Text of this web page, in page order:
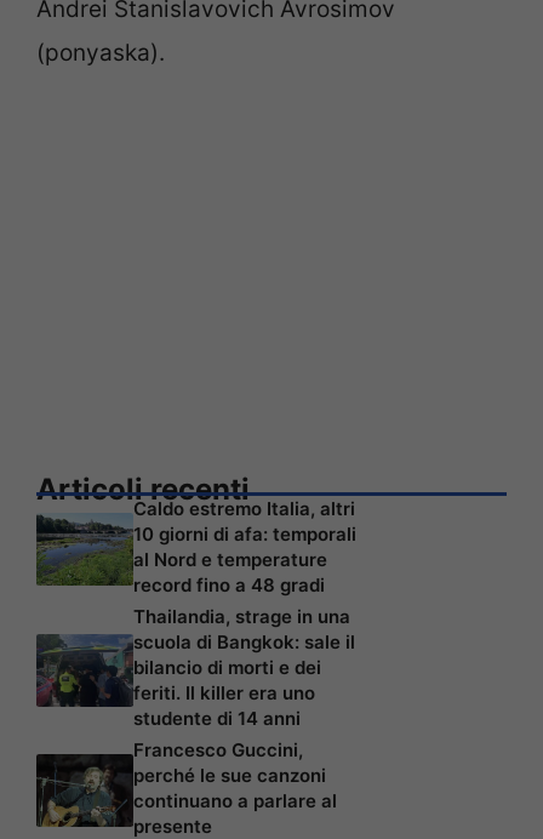
Andrei Stanislavovich Avrosimov
(ponyaska).
Articoli recenti
Caldo estremo Italia, altri
10 giorni di afa: temporali
al Nord e temperature
record fino a 48 gradi
Thailandia, strage in una
scuola di Bangkok: sale il
bilancio di morti e dei
feriti. Il killer era uno
studente di 14 anni
Francesco Guccini,
perché le sue canzoni
continuano a parlare al
presente